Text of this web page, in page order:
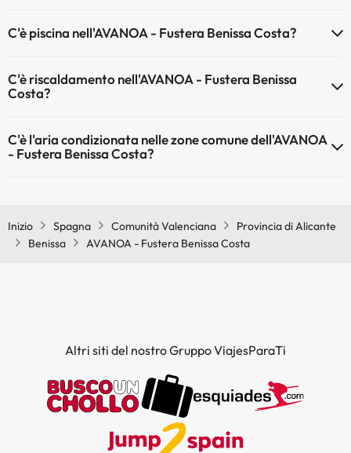
C'è piscina nell'AVANOA - Fustera Benissa Costa?
Qui potete trovare maggiori informazioni sulla piscina e sulle altri
installazioni.
C'è riscaldamento nell'AVANOA - Fustera Benissa
Costa?
aree comuni
C'è l'aria condizionata nelle zone comune dell'AVANOA
- Fustera Benissa Costa?
Inizio
Spagna Comunità Valenciana
Provincia di Alicante
Benissa
AVANOA - Fustera Benissa Costa
Altri siti del nostro Gruppo ViajesParaTi